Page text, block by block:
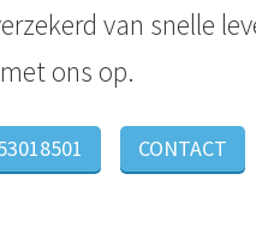
van snelle
ons op.
CONTACT